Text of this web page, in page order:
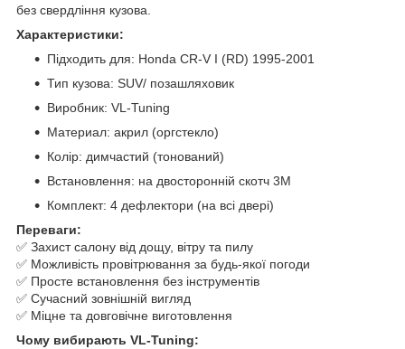
без свердління кузова.
Характеристики:
Підходить для: Honda CR-V I (RD) 1995-2001
Тип кузова: SUV/ позашляховик
Виробник: VL-Tuning
Материал: акрил (оргстекло)
Колір: димчастий (тонований)
Встановлення: на двосторонній скотч 3M
Комплект: 4 дефлектори (на всі двері)
Переваги:
✅ Захист салону від дощу, вітру та пилу
✅ Можливість провітрювання за будь-якої погоди
✅ Просте встановлення без інструментів
✅ Сучасний зовнішній вигляд
✅ Міцне та довговічне виготовлення
Чому вибирають VL-Tuning: